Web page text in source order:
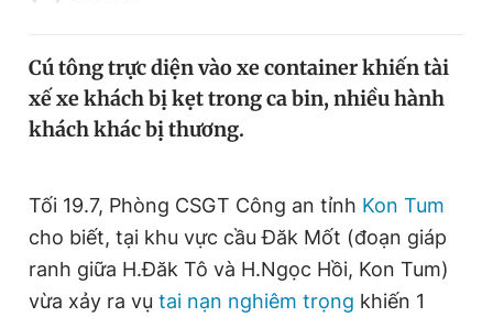
Video Magazine
Sản phẩm khác
Tiện ích Bạn cần biết
Thông tin tòa soạn Liên hệ quảng cáo
Cú tông trực diện vào xe container khiến tài
xế xe khách bị kẹt trong ca bin, nhiều hành
khách khác bị thương.
Tối 19.7, Phòng CSGT Công an tỉnh Kon Tum
cho biết, tại khu vực cầu Đăk Mốt (đoạn giáp
ranh giữa H.Đăk Tô và H.Ngọc Hồi, Kon Tum)
vừa xảy ra vụ tai nạn nghiêm trọng khiến 1